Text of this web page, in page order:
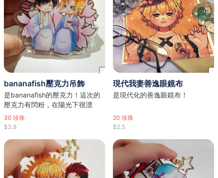
bananafish壓克力吊飾
是bananafish的壓克力！這次的
壓克力有閃粉，在陽光下很漂
亮，還用了星星扣喔( • ̀ω•́ )✧
30 珍珠
$3.8
現代我妻善逸眼鏡布
是現代化的善逸眼鏡布！
20 珍珠
$2.5